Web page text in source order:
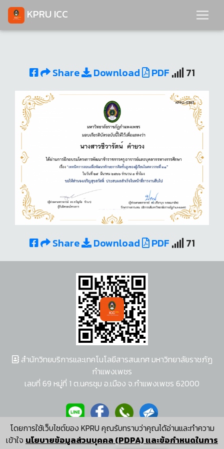
KPRU ICC
Share Download PDF 71
Share Download PDF 71
โดยการใช้เว็บไซต์ของ KPRU คุณรับทราบว่าคุณได้อ่านและทำความ
เข้าใจ นโยบายข้อมูลส่วนบุคคล (PDPA) และข้อกำหนดในการ
สำนักวิทยบริการและเทคโนโลยีสารสนเทศ มหาวิทยาลัยราชภัฏ
กำแพงเพชร
เลขที่ 69 หมู่ที่ 1 ต.นครชุม อ.เมือง จ.กำแพงเพชร 62000
ผู้พัฒนาระบบ อนุชา พวงผกา